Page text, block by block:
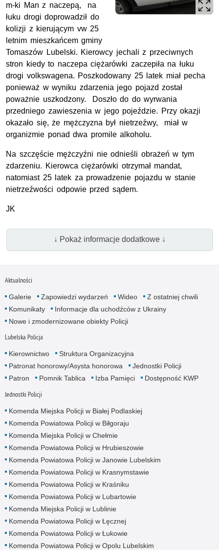
m-ki Man z naczepą, na
łuku drogi doprowadził do
kolizji z kierującym vw 25
letnim mieszkańcem gminy
Tomaszów Lubelski. Kierowcy jechali z przeciwnych
stron kiedy to naczepa ciężarówki zaczepiła na łuku
drogi volkswagena. Poszkodowany 25 latek miał pecha
ponieważ w wyniku zdarzenia jego pojazd został
poważnie uszkodzony. Doszło do do wyrwania
przedniego zawieszenia w jego pojeździe. Przy okazji
okazało się, że mężczyzna był nietrzeźwy, miał w
organizmie ponad dwa promile alkoholu.
Na szczęście mężczyźni nie odnieśli obrażeń w tym
zdarzeniu. Kierowca ciężarówki otrzymał mandat,
natomiast 25 latek za prowadzenie pojazdu w stanie
nietrzeźwości odpowie przed sądem.
JK
↓ Pokaż informacje dodatkowe ↓
Aktualności
Galerie Zapowiedzi wydarzeń Wideo
Z ostatniej chwili
Komunikaty
Informacje dla uchodźców z Ukrainy
Nowe i zmodernizowane obiekty Policji
Lubelska Policja
Kierownictwo
Struktura Organizacyjna
Patronat honorowy/Asysta honorowa
Jednostki Policji
Patron
Pomnik Tablica Izba Pamięci Dostępność KWP
Jednostki Policji
Komenda Miejska Policji w Białej Podlaskiej
Komenda Powiatowa Policji w Biłgoraju
Komenda Miejska Policji w Chełmie
Komenda Powiatowa Policji w Hrubieszowie
Komenda Powiatowa Policji w Janowie Lubelskim
Komenda Powiatowa Policji w Krasnymstawie
Komenda Powiatowa Policji w Kraśniku
Komenda Powiatowa Policji w Lubartowie
Komenda Miejska Policji w Lublinie
Komenda Powiatowa Policji w Łęcznej
Komenda Powiatowa Policji w Łukowie
Komenda Powiatowa Policji w Opolu Lubelskim